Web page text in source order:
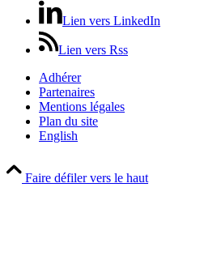
Lien vers LinkedIn
Lien vers Rss
Adhérer
Partenaires
Mentions légales
Plan du site
English
Faire défiler vers le haut